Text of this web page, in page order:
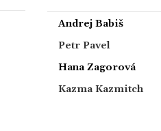
Andrej Babiš
Petr Pavel
Hana Zagorová
Kazma Kazmitch